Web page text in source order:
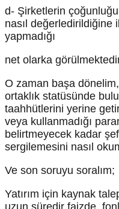
d- Şirketlerin
nasıl değerledirildiğine
yapmadığı
net olarka
O zaman başa
ortaklık statüsünde
taahhütlerini yerine
veya kullanmadığı
belirtmeyecek kadar
sergilemesini nasıl
Ve son soruyu soralım;
Yatırım için kaynak
uzun süredir faizde,